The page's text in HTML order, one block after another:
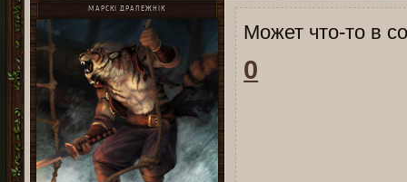
МАРСКІ ДРАПЕЖНІК
Может что-то в
0